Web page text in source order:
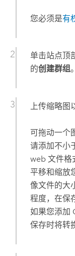
您必须是有
单击站点顶
的创建群组。
上传缩略图
可拖动一个
请添加不小
web 文件格
平移和缩放
像文件的大
程度，在保
如果您添加
保存时将转